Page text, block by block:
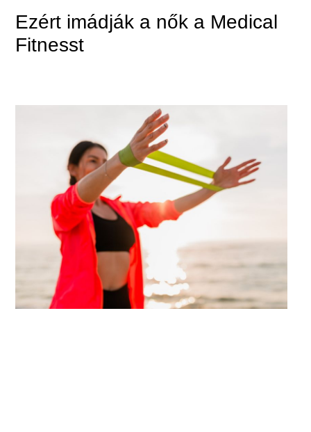
Ezért imádják a nők a Medical
Fitnesst